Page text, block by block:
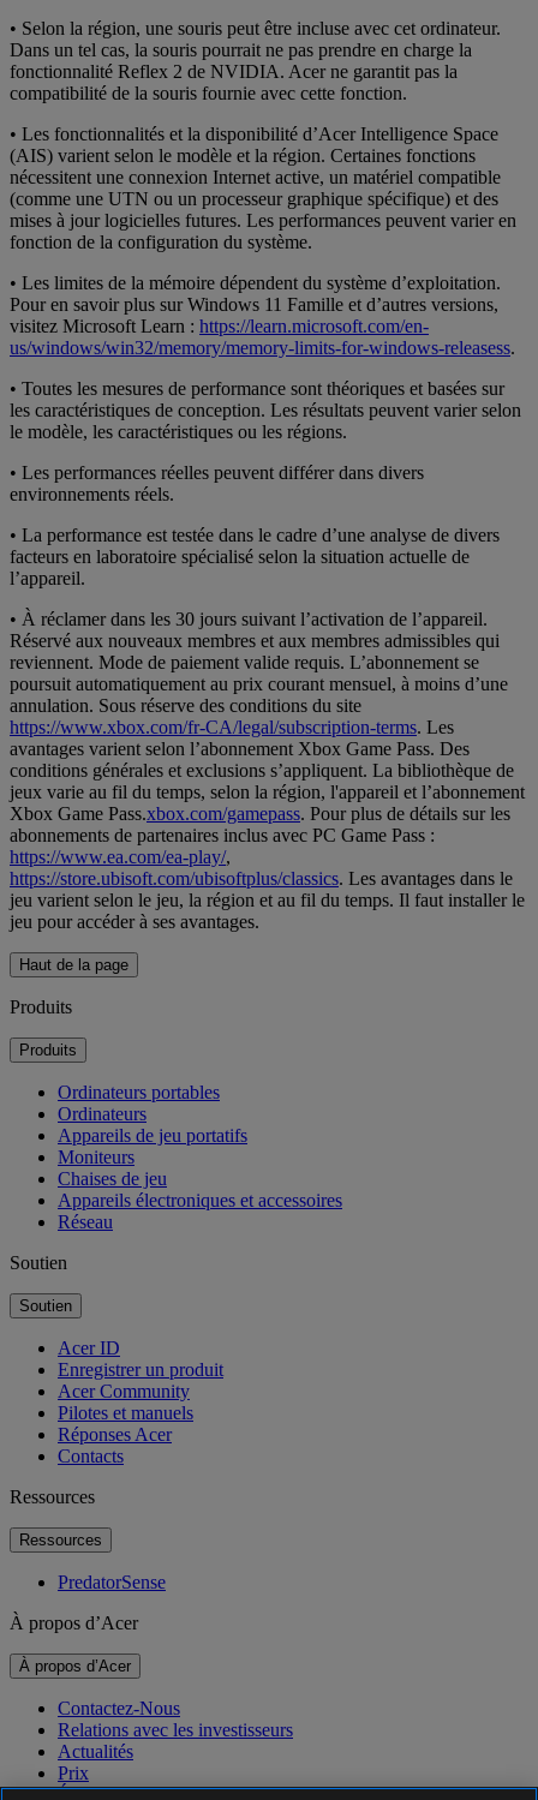
• Selon la région, une souris peut être incluse avec cet ordinateur.
Dans un tel cas, la souris pourrait ne pas prendre en charge la
fonctionnalité Reflex 2 de NVIDIA. Acer ne garantit pas la
compatibilité de la souris fournie avec cette fonction.
• Les fonctionnalités et la disponibilité d’Acer Intelligence Space
(AIS) varient selon le modèle et la région. Certaines fonctions
nécessitent une connexion Internet active, un matériel compatible
(comme une UTN ou un processeur graphique spécifique) et des
mises à jour logicielles futures. Les performances peuvent varier en
fonction de la configuration du système.
• Les limites de la mémoire dépendent du système d’exploitation.
Pour en savoir plus sur Windows 11 Famille et d’autres versions,
visitez Microsoft Learn : https://learn.microsoft.com/en-
us/windows/win32/memory/memory-limits-for-windows-releasess.
• Toutes les mesures de performance sont théoriques et basées sur
les caractéristiques de conception. Les résultats peuvent varier selon
le modèle, les caractéristiques ou les régions.
• Les performances réelles peuvent différer dans divers
environnements réels.
• La performance est testée dans le cadre d’une analyse de divers
facteurs en laboratoire spécialisé selon la situation actuelle de
l’appareil.
• À réclamer dans les 30 jours suivant l’activation de l’appareil.
Réservé aux nouveaux membres et aux membres admissibles qui
reviennent. Mode de paiement valide requis. L’abonnement se
poursuit automatiquement au prix courant mensuel, à moins d’une
annulation. Sous réserve des conditions du site
https://www.xbox.com/fr-CA/legal/subscription-terms. Les
avantages varient selon l’abonnement Xbox Game Pass. Des
conditions générales et exclusions s’appliquent. La bibliothèque de
jeux varie au fil du temps, selon la région, l'appareil et l’abonnement
Xbox Game Pass.xbox.com/gamepass. Pour plus de détails sur les
abonnements de partenaires inclus avec PC Game Pass :
https://www.ea.com/ea-play/,
https://store.ubisoft.com/ubisoftplus/classics. Les avantages dans le
jeu varient selon le jeu, la région et au fil du temps. Il faut installer le
jeu pour accéder à ses avantages.
Haut de la page
Produits
Produits
Ordinateurs portables
Ordinateurs
Appareils de jeu portatifs
Moniteurs
Chaises de jeu
Appareils électroniques et accessoires
Réseau
Soutien
Soutien
Acer ID
Enregistrer un produit
Acer Community
Pilotes et manuels
Réponses Acer
Contacts
Ressources
Ressources
PredatorSense
À propos d’Acer
À propos d’Acer
Contactez-Nous
Relations avec les investisseurs
Actualités
Prix
Événements